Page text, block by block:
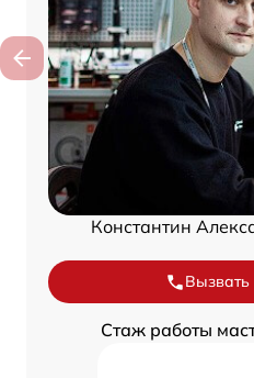
Константин
Вызвать
Стаж работы